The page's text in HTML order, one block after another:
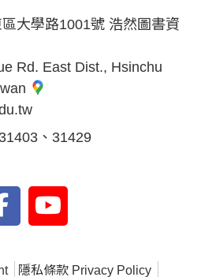
大學路1001號 浩然圖書資
Rd. East Dist., Hsinchu
、31429
隱私條款 Privacy Policy